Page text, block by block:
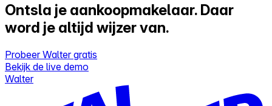
Ontsla je aankoopmakelaar. Daar
word je altijd wijzer van.
Probeer Walter gratis
Bekijk de live demo
Walter